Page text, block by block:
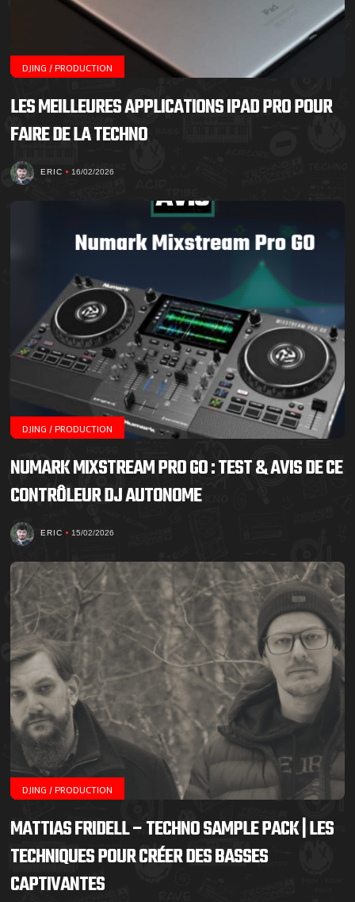
DJING / PRODUCTION
LES MEILLEURES APPLICATIONS IPAD PRO POUR
FAIRE DE LA TECHNO
ERIC 16/02/2026
DJING / PRODUCTION
NUMARK MIXSTREAM PRO GO : TEST & AVIS DE CE
CONTRÔLEUR DJ AUTONOME
ERIC 15/02/2026
DJING / PRODUCTION
MATTIAS FRIDELL – TECHNO SAMPLE PACK | LES
TECHNIQUES POUR CRÉER DES BASSES
CAPTIVANTES